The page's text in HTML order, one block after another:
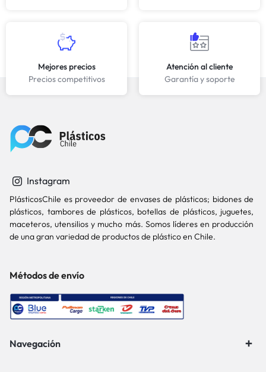
Mejores precios
Precios competitivos
Atención al cliente
Garantía y soporte
Instagram
PlásticosChile es proveedor de envases de plásticos; bidones de
plásticos, tambores de plásticos, botellas de plásticos, juguetes,
maceteros, utensilios y mucho más. Somos líderes en producción
de una gran variedad de productos de plástico en Chile.
Métodos de envío
Navegación